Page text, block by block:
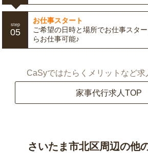
step
05
お仕事スタート
ご希望の日時と場所でお仕事スタ
らお仕事可能♪
CaSyではたらくメリットなど求
家事代行求人TOP
さいたま市北区周辺の他